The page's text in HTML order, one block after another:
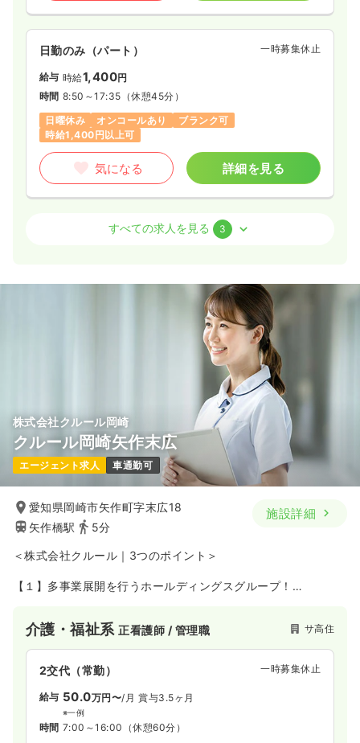
日勤のみ（パート） 一時募集休止
給与 時給1,400円
時間 8:50～17:35 （休憩45分）
日曜休み
オンコールあり
ブランク可
時給1,400円以上可
気になる 詳細を見る
介護・福祉系正・准看護師
詳細を見る
2交代（常勤） 一時募集休止
給与 28.5〜38.5万円/月 賞与3.4ヶ月
※一例
時間 7:00～16:00
4週8休以上
ブランク可 月給38万円以上可
介護・福祉系
日勤のみ（常勤） 一時募集休止
給与 22.9〜27.5
※一例
時間 8:30～17:30（休憩60分）
日曜休み
すべての求人を見る 3
株式会社クルール岡崎
クルール岡崎矢作末広
エージェント求人 車通勤可
愛知県岡崎市矢作町字末広18
矢作橋駅
5分
施設詳細
＜株式会社クルール｜3つのポイント＞
【１】多事業展開を行うホールディングスグループ！
今後もさらなる展開を目指しています！
さらに、そんなクルールグループは、パーソナルジム運営、飲
食事業を展開する株式会社アフェクトや、人材派遣事業を展開
する株式会社リベルタを擁する株式会社アフェクトホールディ
ングスグループに属しています。
グループシナジーを発揮しながら、グループ全体で成長を目指
しています！
介護・福祉系正看護師 / 管理職 サ高住
2交代（常勤） 一時募集休止
給与 50.0万円〜/月 賞与3.5ヶ月
※一例
時間 7:00～16:00 （休憩60分）